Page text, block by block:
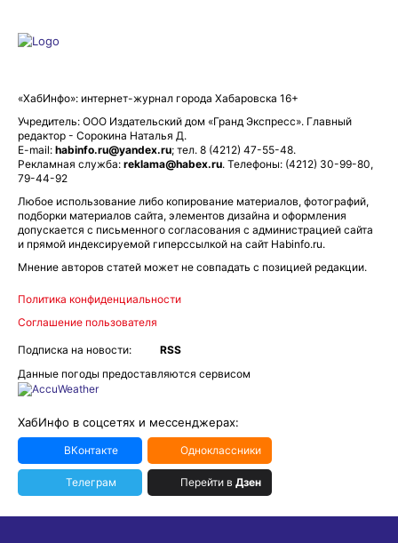
«ХабИнфо»: интернет-журнал города Хабаровска 16+
Учредитель: ООО Издательский дом «Гранд Экспресс». Главный
редактор - Сорокина Наталья Д.
E-mail: habinfo.ru@yandex.ru; тел. 8 (4212) 47-55-48.
Рекламная служба: reklama@habex.ru. Телефоны: (4212) 30-99-80,
79-44-92
Любое использование либо копирование материалов, фотографий,
подборки материалов сайта, элементов дизайна и оформления
допускается с письменного согласования с администрацией сайта
и прямой индексируемой гиперссылкой на сайт Habinfo.ru.
Мнение авторов статей может не совпадать с позицией редакции.
Политика конфиденциальности
Соглашение пользователя
Подписка на новости:
RSS
Данные погоды предоставляются сервисом
ХабИнфо в соцсетях и мессенджерах:
ВКонтакте Одноклассники
Телеграм Перейти в Дзен